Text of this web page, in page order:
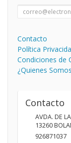
Contacto
Política
Condiciones de
¿Quienes
Contacto
AVDA. DE
13260
926871037